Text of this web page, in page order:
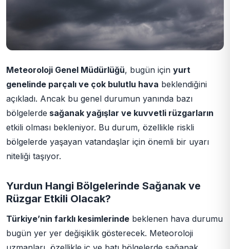
Meteoroloji Genel Müdürlüğü, bugün için yurt
genelinde parçalı ve çok bulutlu hava beklendiğini
açıkladı. Ancak bu genel durumun yanında bazı
bölgelerde sağanak yağışlar ve kuvvetli rüzgarların
etkili olması bekleniyor. Bu durum, özellikle riskli
bölgelerde yaşayan vatandaşlar için önemli bir uyarı
niteliği taşıyor.
Yurdun Hangi Bölgelerinde Sağanak ve
Rüzgar Etkili Olacak?
Türkiye’nin farklı kesimlerinde beklenen hava durumu
bugün yer yer değişiklik gösterecek. Meteoroloji